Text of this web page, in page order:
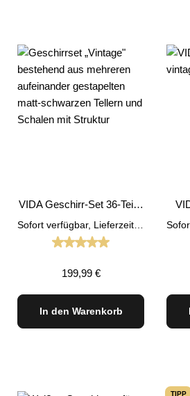
VIDA Geschirr-Set 36-Teilig
Durchschnittliche
Regulärer Preis:
199,99 €
In den Warenkorb
TIPP